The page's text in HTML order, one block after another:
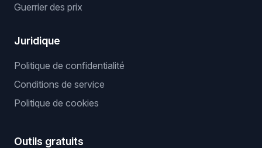
Guerrier des prix
Juridique
Politique de confidentialité
Conditions de service
Politique de cookies
Outils gratuits